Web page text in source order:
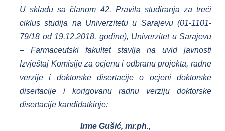
U skladu sa članom 42. Pravila studiranja za treći
ciklus studija na Univerzitetu u Sarajevu (01-1101-
79/18 od 19.12.2018. godine), Univerzitet u Sarajevu
– Farmaceutski fakultet stavlja na uvid javnosti
Izvještaj Komisije za ocjenu i odbranu projekta, radne
verzije i doktorske disertacije o ocjeni doktorske
disertacije i korigovanu radnu verziju doktorske
disertacije kandidatkinje:
Irme Gušić, mr.ph.,